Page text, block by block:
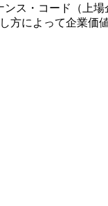
ス・コード（上
方によって企業価